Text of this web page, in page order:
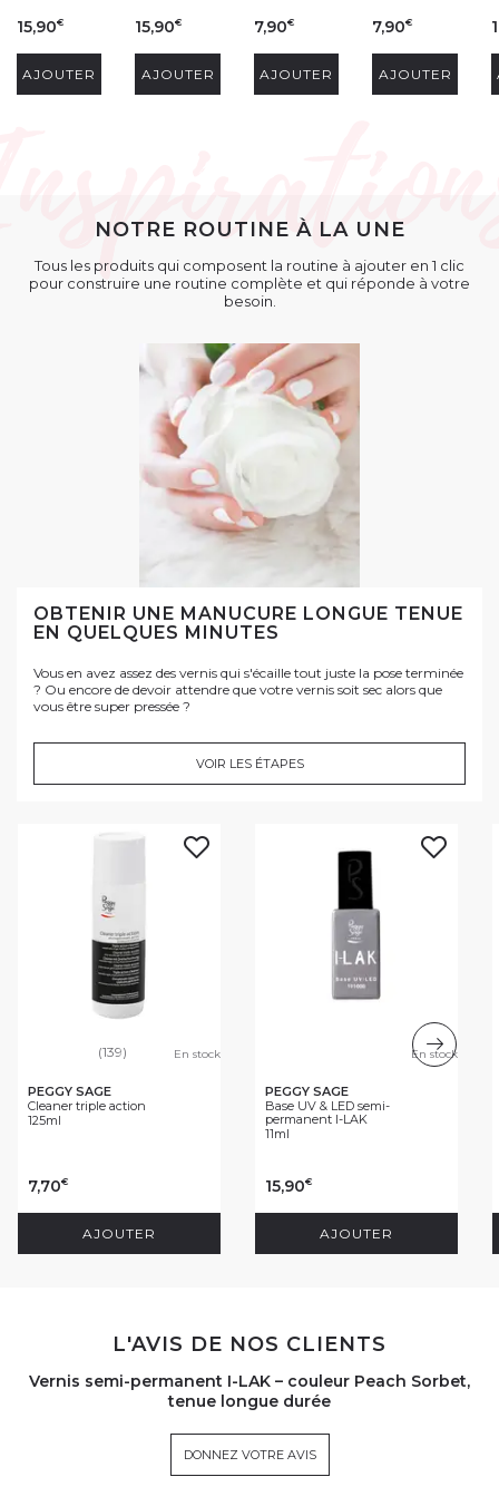
15,90€
AJOUTER
15,90€
AJOUTER
7,90€
AJOUTER
7,90€
AJOUTER
NOTRE ROUTINE À LA UNE
Tous les produits qui composent la routine à ajouter en 1 clic
pour construire une routine complète et qui réponde à votre
besoin.
OBTENIR UNE MANUCURE LONGUE TENUE
EN QUELQUES MINUTES
Vous en avez assez des vernis qui s'écaille tout juste la pose terminée
? Ou encore de devoir attendre que votre vernis soit sec alors que
vous être super pressée ?
VOIR LES ÉTAPES
(139) En stock
PEGGY SAGE
Cleaner triple action
125ml
7,70€
AJOUTER
En stock
PEGGY SAGE
Base UV & LED semi-
permanent I-LAK
11ml
15,90€
AJOUTER
L'AVIS DE NOS CLIENTS
Vernis semi-permanent I-LAK – couleur Peach Sorbet,
tenue longue durée
DONNEZ VOTRE AVIS